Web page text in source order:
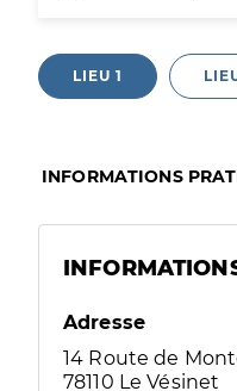
LIEU 1
INFORMATIONS
Adresse
14 Route de
78110 Le Vésinet